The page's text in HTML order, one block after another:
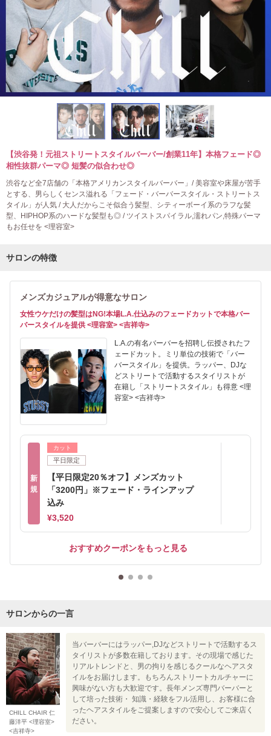
【渋谷発！元祖ストリートスタイルバーバー/創業11年】本格フェード◎
相性抜群パーマ◎ 短髪の似合わせ◎
渋谷など全7店舗の「本格アメリカンスタイルバーバー」/ 美容室や床屋が苦手
とする、男らしくセンス溢れる「フェード・バーバースタイル・ストリートス
タイル」が人気 / 大人だからこそ似合う髪型、シティーボーイ系のラフな髪
型、HIPHOP系のハードな髪型も◎ / ツイストスパイラル,濡れパン,特殊パーマ
もお任せを <理容室>
サロンの特徴
メンズカジュアルが得意なサロン
女性ウケだけの髪型はNG!本場L.A.仕込みのフェードカットで本格バー
バースタイルを提供 <理容室> <吉祥寺>
L.A.の有名バーバーを招聘し伝授されたフ
ェードカット。ミリ単位の技術で「バー
バースタイル」を提供。ラッパー、DJな
どストリートで活動するスタイリストが
在籍し「ストリートスタイル」も得意 <理
容室> <吉祥寺>
新
規
カット
平日限定
【平日限定20％オフ】メンズカット
「3200円」※フェード・ラインアップ
込み
¥3,520
おすすめクーポンをもっと見る
サロンからの一言
CHILL CHAIR 仁
藤洋平 <理容室>
<吉祥寺>
当バーバーにはラッパー,DJなどストリートで活動するス
タイリストが多数在籍しております。その現場で感じた
リアルトレンドと、男の拘りを感じるクールなヘアスタ
イルをお届けします。もちろんストリートカルチャーに
興味がない方も大歓迎です。長年メンズ専門バーバーと
して培った技術・ 知識・経験をフル活用し、お客様に合
ったヘアスタイルをご提案しますので安心してご来店く
ださい。